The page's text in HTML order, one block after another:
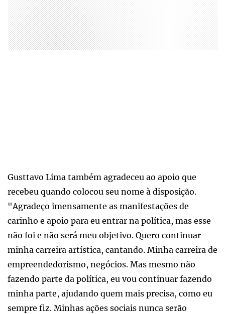
Gusttavo Lima também agradeceu ao apoio que
recebeu quando colocou seu nome à disposição.
"Agradeço imensamente as manifestações de
carinho e apoio para eu entrar na política, mas esse
não foi e não será meu objetivo. Quero continuar
minha carreira artística, cantando. Minha carreira de
empreendedorismo, negócios. Mas mesmo não
fazendo parte da política, eu vou continuar fazendo
minha parte, ajudando quem mais precisa, como eu
sempre fiz. Minhas ações sociais nunca serão